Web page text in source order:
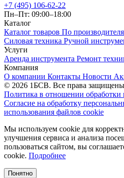
+7 (495) 106-62-22
Пн–Пт: 09:00–18:00
Каталог
Каталог товаров По
Силовая техника Ручной
Услуги
Аренда инструмента Ремонт
Компания
О компании Контакты Новости
© 2026 1БСВ. Все права
Политика в отношении
Согласие на обработку
использования файлов cookie
Мы используем cookie для
улучшения сервиса и анализа
пользоваться сайтом, вы
cookie. Подробнее
Понятно